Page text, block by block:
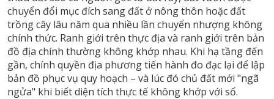
chuyển đổi mục đích sang đất ở nông thôn hoặc đất
trồng cây lâu năm qua nhiều lần chuyển nhượng không
chính thức. Ranh giới trên thực địa và ranh giới trên bản
đồ địa chính thường không khớp nhau. Khi hạ tầng đến
gần, chính quyền địa phương tiến hành đo đạc lại để lập
bản đồ phục vụ quy hoạch – và lúc đó chủ đất mới "ngã
ngửa" khi biết diện tích thực tế không khớp với sổ.